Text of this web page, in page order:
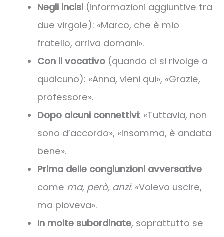
Negli incisi(informazioni aggiuntive tra
due virgole): «Marco, che è mio
fratello, arriva domani».
Con il vocativo(quando ci si rivolge a
qualcuno): «Anna, vieni qui», «Grazie,
professore».
Dopo alcuni connettivi: «Tuttavia, non
sono d’accordo», «Insomma, è andata
bene».
Prima delle congiunzioni avversative
come ma, però, anzi: «Volevo uscire,
ma pioveva».
In molte subordinate, soprattutto se